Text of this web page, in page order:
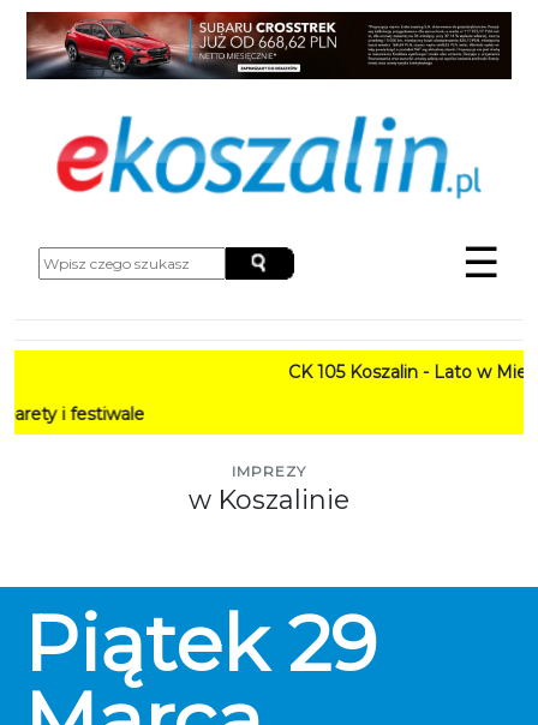
☰
CK 105 Koszalin - Lato w Mieście
IMPREZY
w Koszalinie
Piątek 29